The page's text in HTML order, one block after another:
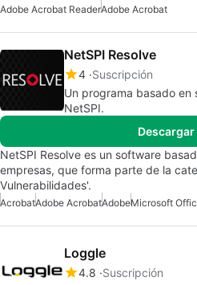
Adobe Acrobat ReaderAdobe Acrobat
NetSPI Resolve
4 Suscripción
Un programa basado
NetSPI.
Descargar
NetSPI Resolve es un software
empresas, que forma parte de la
Vulnerabilidades'.
AcrobatAdobe AcrobatAdobeMicrosoft
Loggle
4.8 Suscripción